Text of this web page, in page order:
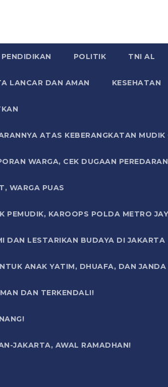
PENDIDIKAN POLITIK TNI AL
LANCAR DAN AMAN KESEHATAN
ATAS KEBERANGKATAN
WARGA, CEK DUGAAN
WARGA PUAS
PEMUDIK, KAROOPS POLDA METRO
DAN LESTARIKAN BUDAYA DI JAKARTA
ANAK YATIM, DHUAFA, DAN
DAN TERKENDALI!
JAKARTA, AWAL RAMADHAN!